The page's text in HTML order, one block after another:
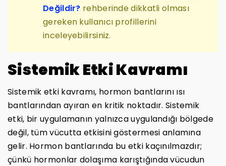
Değildir? rehberinde dikkatli olması
gereken kullanıcı profillerini
inceleyebilirsiniz.
Sistemik Etki Kavramı
Sistemik etki kavramı, hormon bantlarını ısı
bantlarından ayıran en kritik noktadır. Sistemik
etki, bir uygulamanın yalnızca uygulandığı bölgede
değil, tüm vücutta etkisini göstermesi anlamına
gelir. Hormon bantlarında bu etki kaçınılmazdır;
çünkü hormonlar dolaşıma karıştığında vücudun